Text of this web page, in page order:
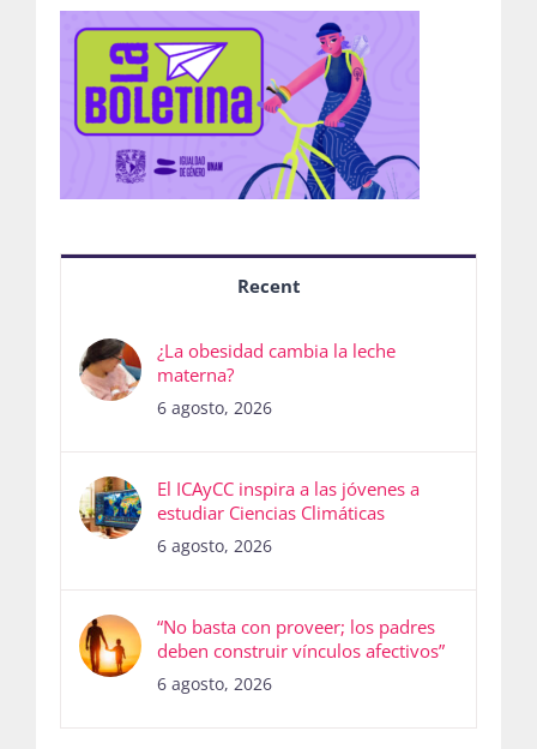
Recent
¿La obesidad cambia la leche
materna?
6 agosto, 2026
El ICAyCC inspira a las jóvenes a
estudiar Ciencias Climáticas
6 agosto, 2026
“No basta con proveer; los padres
deben construir vínculos afectivos”
6 agosto, 2026